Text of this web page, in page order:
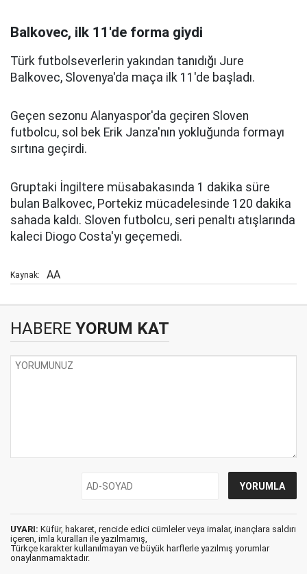
Balkovec, ilk 11'de forma giydi
Türk futbolseverlerin yakından tanıdığı Jure
Balkovec, Slovenya'da maça ilk 11'de başladı.
Geçen sezonu Alanyaspor'da geçiren Sloven
futbolcu, sol bek Erik Janza'nın yokluğunda formayı
sırtına geçirdi.
Gruptaki İngiltere müsabakasında 1 dakika süre
bulan Balkovec, Portekiz mücadelesinde 120 dakika
sahada kaldı. Sloven futbolcu, seri penaltı atışlarında
kaleci Diogo Costa'yı geçemedi.
Kaynak: AA
HABERE YORUM KAT
UYARI: Küfür, hakaret, rencide edici cümleler veya imalar, inançlara saldırı
içeren, imla kuralları ile yazılmamış,
Türkçe karakter kullanılmayan ve büyük harflerle yazılmış yorumlar
onaylanmamaktadır.